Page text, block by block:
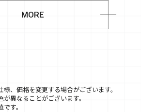
MORE
、価格を変更する場合がございます。
異なることがございます。
す。